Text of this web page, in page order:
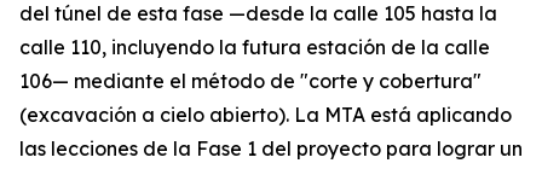
del túnel de esta fase —desde la calle 105 hasta la
calle 110, incluyendo la futura estación de la calle
106— mediante el método de "corte y cobertura"
(excavación a cielo abierto). La MTA está aplicando
las lecciones de la Fase 1 del proyecto para lograr un